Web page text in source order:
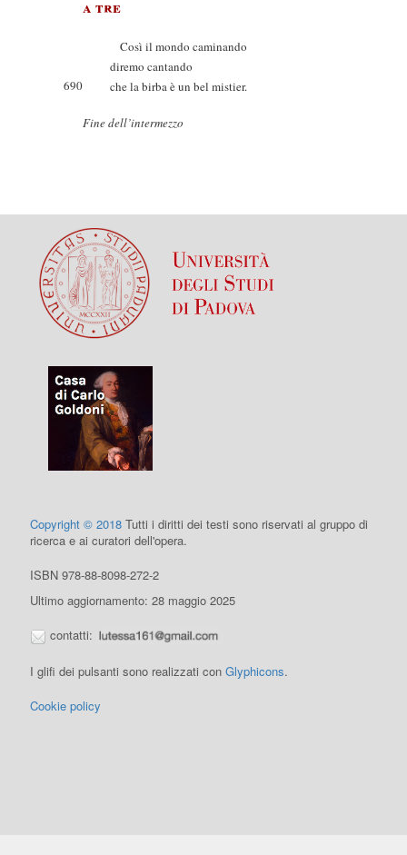
a tre
Così il mondo caminando
diremo cantando
690
che la birba è un bel mistier.
Fine dell’intermezzo
Copyright © 2018 Tutti i diritti dei testi sono riservati al gruppo di
ricerca e ai curatori dell'opera.
ISBN 978-88-8098-272-2
Ultimo aggiornamento: 28 maggio 2025
contatti:
I glifi dei pulsanti sono realizzati conGlyphicons.
Cookie policy